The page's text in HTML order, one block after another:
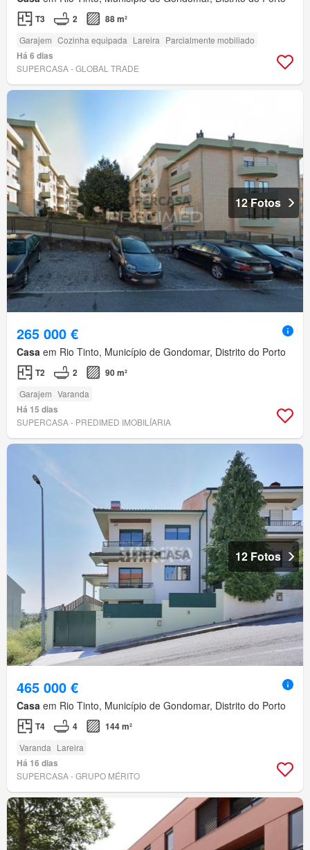
T3 2 88 m²
Garajem Cozinha equipada Lareira Parcialmente mobiliado
Há 6 dias
SUPERCASA - GLOBAL TRADE
12 Fotos
265 000 €
Casa em Rio Tinto, Município de Gondomar, Distrito do Porto
T2 2 90 m²
Garajem Varanda
Há 15 dias
SUPERCASA - PREDIMED IMOBILÍARIA
12 Fotos
465 000 €
Casa em Rio Tinto, Município de Gondomar, Distrito do Porto
T4 4 144 m²
Varanda Lareira
Há 16 dias
SUPERCASA - GRUPO MÉRITO